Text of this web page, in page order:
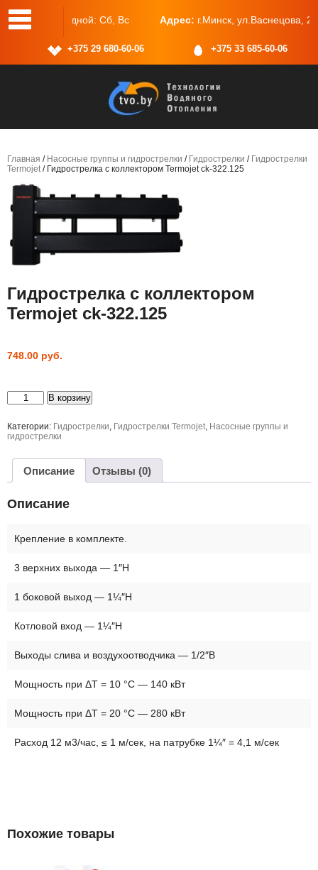
Сб, Вс Адрес: г.Минск, ул.Васнецова, 25, пом.2
+375 29 680-60-06 +375 33 685-60-06
Главная / Насосные группы и гидрострелки / Гидрострелки / Гидрострелки
Termojet/ Гидрострелка с коллектором Termojet ck-322.125
Гидрострелка с коллектором
Termojet ck-322.125
748.00 руб.
Количество
товара
с
коллектором
322.125
В корзину
Категории: Гидрострелки, Гидрострелки Termojet, Насосные группы и
гидрострелки
Описание Отзывы (0)
Описание
Крепление в комплекте.
3 верхних выхода — 1″Н
1 боковой выход — 1¼″Н
Котловой вход — 1¼″Н
Выходы слива и воздухоотводчика — 1/2″В
Мощность при ΔT = 10 °C — 140 кВт
Мощность при ΔT = 20 °C — 280 кВт
Расход 12 м3/час, ≤ 1 м/сек, на патрубке 1¼″ = 4,1 м/сек
Похожие товары